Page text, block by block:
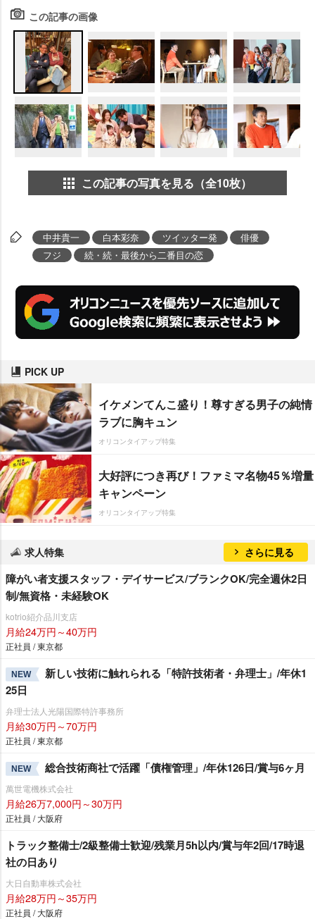
この記事の画像
この記事の写真を見る（全10枚）
中井貴一 白本彩奈 ツイッター発
俳優
フジ
続・続・最後から二番目の恋
PICK UP
イケメンてんこ盛り！尊すぎる男子の純情
ラブに胸キュン
オリコンタイアップ特集
大好評につき再び！ファミマ名物45％増量
キャンペーン
オリコンタイアップ特集
求人特集 さらに見る
障がい者支援スタッフ・デイサービス/ブランクOK/完全週休2日
制/無資格・未経験OK
kotrio紹介品川支店
月給24万円～40万円
正社員 / 東京都
NEW
新しい技術に触れられる「特許技術者・弁理士」/年休1
25日
弁理士法人光陽国際特許事務所
月給30万円～70万円
正社員 / 東京都
NEW 総合技術商社で活躍「債権管理」/年休126日/賞与6ヶ月
萬世電機株式会社
月給26万7,000円～30万円
正社員 / 大阪府
トラック整備士/2級整備士歓迎/残業月5h以内/賞与年2回/17時退
社の日あり
大日自動車株式会社
月給28万円～35万円
正社員 / 大阪府